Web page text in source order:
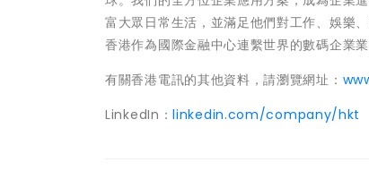
富大眾日常生活，並滿足他們對工作、娛樂
香港作為國際金融中心連繫世界的數碼企業
有關香港電訊的其他資料，請瀏覽網址：
LinkedIn：linkedin.com/company/hkt